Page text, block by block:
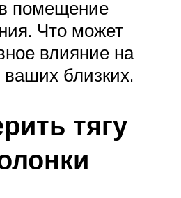
помещение
Что может
влияние на
близких.
тягу